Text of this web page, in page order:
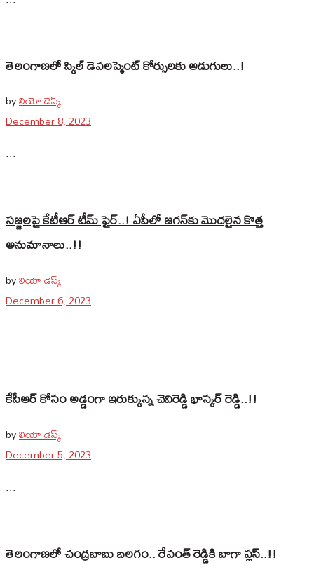
తెలంగాణలో స్కిల్ డెవలప్మెంట్ కోర్సులకు అడుగులు..!
byలియో డెస్క్
December 8, 2023
...
సజ్జలపై కేటీఆర్‌ టీమ్‌ ఫైర్‌..! ఏపీలో జగన్‌‌కు మొదలైన కొత్త
అనుమానాలు..!!
byలియో డెస్క్
December 6, 2023
...
కేసీఆర్‌ కోసం అడ్డంగా ఇరుక్కున్న చెవిరెడ్డి భాస్కర్‌ రెడ్డి..!!
byలియో డెస్క్
December 5, 2023
...
తెలంగాణలో చంద్రబాబు బలగం.. రేవంత్‌ రెడ్డికి బాగా ప్లస్‌..!!